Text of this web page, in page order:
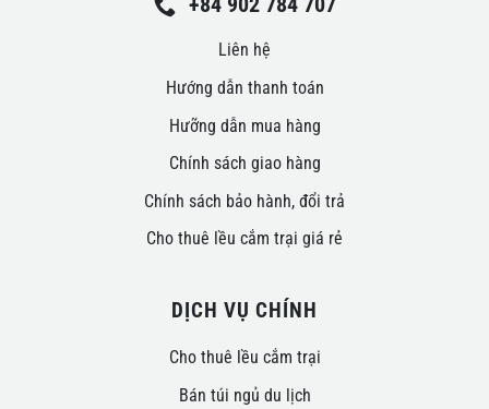
Liên hệ
Hướng dẫn thanh toán
Hưỡng dẫn mua hàng
Chính sách giao hàng
Chính sách bảo hành, đổi trả
Cho thuê lều cắm trại giá rẻ
DỊCH VỤ CHÍNH
Cho thuê lều cắm trại
Bán túi ngủ du lịch